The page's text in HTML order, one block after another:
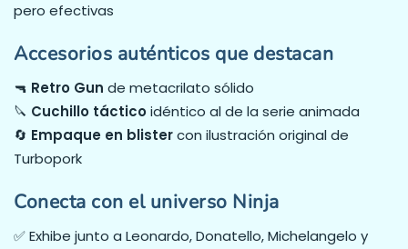
pero efectivas
Accesorios auténticos que destacan
🔫 Retro Gun de metacrilato sólido
🔪 Cuchillo tácticoidéntico al de la serie animada
🔄 Empaque en blistercon ilustración original de
Turbopork
Conecta con el universo Ninja
✅ Exhibe junto a Leonardo, Donatello, Michelangelo y